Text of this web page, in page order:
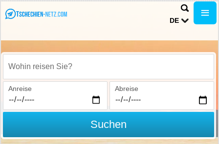
DE
Wohin reisen Sie?
Anreise Abreise
Suchen